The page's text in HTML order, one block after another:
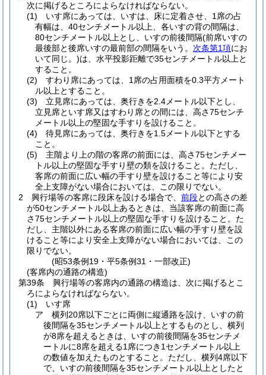
次に掲げるところによらなければならない。
(1)
いす席にあっては、いすは、床に定着させ、1席の占
有幅は、40センチメートル以上、各いすの背の間隔は、
80センチメートル以上とし、いすの前後間隔(前席いすの
最後部と後席いすの最前部の間隔をいう。 次条第1項にお
いて同じ。)は、水平投影距離で35センチメートル以上と
すること。
(2)
すわり席にあっては、1席の占用面積を0.3平方メート
ル以上とすること。
(3)
立見席にあっては、奥行きを2.4メートル以下とし、
立見席といす席又はすわり席との間には、高さ75センチ
メートル以上の堅固な手すりを設けること。
(4)
待見席にあっては、奥行きを1.5メートル以下とする
こと。
(5)
主階より上の階の客席の前面には、高さ75センチメー
トル以上の堅固な手すり壁の類を設けること。 ただし、
客席の前面に広い幅の手すり壁を設けること等により安
全上支障がない場合においては、この限りでない。
2
興行場等の客席に段床を設ける場合で、 前段との高さの差
が50センチメートル以上あるときは、当該客席の前面に高
さ75センチメートル以上の堅固な手すりを設けること。 た
だし、主階以外にある客席の前面に広い幅の手すり壁を設
けること等により安全上支障がない場合においては、この
限りでない。
(昭53条例19・平5条例31・一部改正)
(客席内の通路の構造)
第39条
興行場等の客席内の通路の構造は、次に掲げるとこ
ろによらなければならない。
(1)
いす席
ア
横列20席以下ごとに両側に縦通路を設け、いすの前
後間隔を35センチメートル以上とするものとし、横列
が8席を超えるときは、いすの前後間隔を35センチメ
ートルに8席を超える1席につき1センチメートル以上
の数値を加えたものとすること。 ただし、横列4席以下
で、いすの前後間隔を35センチメートル以上としたと